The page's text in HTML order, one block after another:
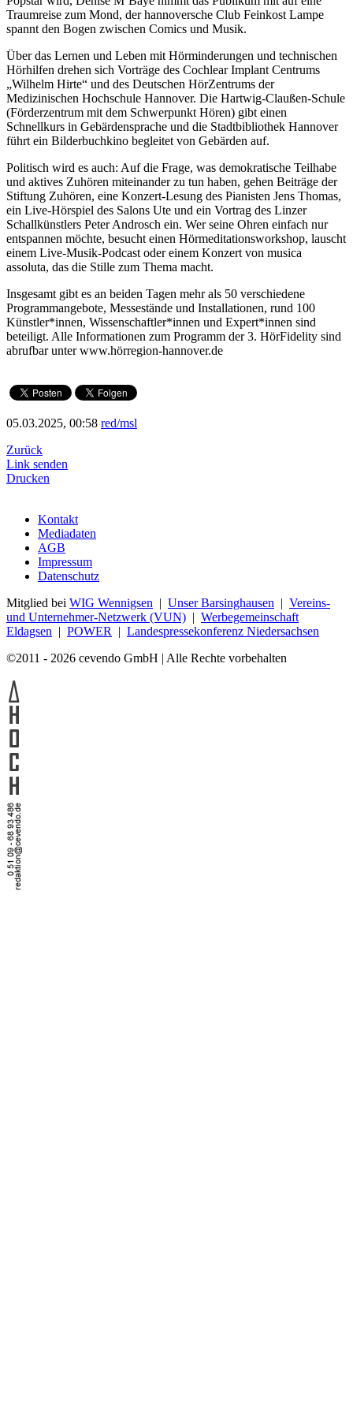
Traumreise zum Mond, der hannoversche Club Feinkost Lampe
spannt den Bogen zwischen Comics und Musik.
Über das Lernen und Leben mit Hörminderungen und technischen
Hörhilfen drehen sich Vorträge des Cochlear Implant Centrums
„Wilhelm Hirte“ und des Deutschen HörZentrums der
Medizinischen Hochschule Hannover. Die Hartwig-Claußen-Schule
(Förderzentrum mit dem Schwerpunkt Hören) gibt einen
Schnellkurs in Gebärdensprache und die Stadtbibliothek Hannover
führt ein Bilderbuchkino begleitet von Gebärden auf.
Politisch wird es auch: Auf die Frage, was demokratische Teilhabe
und aktives Zuhören miteinander zu tun haben, gehen Beiträge der
Stiftung Zuhören, eine Konzert-Lesung des Pianisten Jens Thomas,
ein Live-Hörspiel des Salons Ute und ein Vortrag des Linzer
Schallkünstlers Peter Androsch ein. Wer seine Ohren einfach nur
entspannen möchte, besucht einen Hörmeditationsworkshop, lauscht
einem Live-Musik-Podcast oder einem Konzert von musica
assoluta, das die Stille zum Thema macht.
Insgesamt gibt es an beiden Tagen mehr als 50 verschiedene
Programmangebote, Messestände und Installationen, rund 100
Künstler*innen, Wissenschaftler*innen und Expert*innen sind
beteiligt. Alle Informationen zum Programm der 3. HörFidelity sind
abrufbar unter www.hörregion-hannover.de
05.03.2025, 00:58 red/msl
Zurück
Link senden
Drucken
Kontakt
Mediadaten
AGB
Impressum
Datenschutz
Mitglied bei WIG Wennigsen | Unser Barsinghausen | Vereins-
und Unternehmer-Netzwerk (VUN) | Werbegemeinschaft
Eldagsen | POWER | Landespressekonferenz Niedersachsen
©2011 - 2026 cevendo GmbH | Alle Rechte vorbehalten